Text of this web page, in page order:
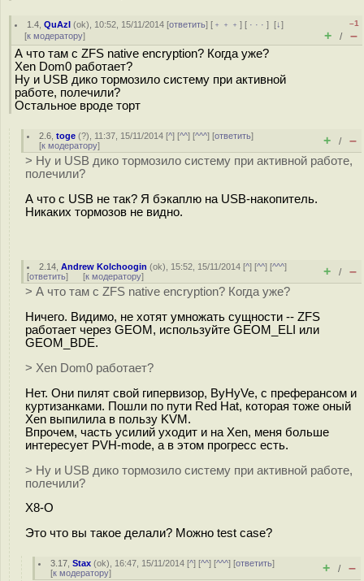
1.4 ,QuAzI (ok), 10:52, 15/11/2014 [ответить] [ ﹢﹢﹢] [ · · ·][↓]
[к модератору]
–1
+ / –
А что там с ZFS native encryption? Когда уже?
Xen Dom0 работает?
Ну и USB дико тормозило систему при активной
работе, полечили?
Остальное вроде торт
2.6 ,toge (?), 11:37, 15/11/2014 [^] [^^] [^^^] [ответить]
[к модератору] + / –
> Ну и USB дико тормозило систему при активной работе,
полечили?
А что с USB не так? Я бэкаплю на USB-накопитель.
Никаких тормозов не видно.
2.14 ,Andrew Kolchoogin (ok), 15:52, 15/11/2014 [^] [^^] [^^^]
[ответить] [к модератору] + / –
> А что там с ZFS native encryption? Когда уже?
Ничего. Видимо, не хотят умножать сущности -- ZFS
работает через GEOM, используйте GEOM_ELI или
GEOM_BDE.
> Xen Dom0 работает?
Нет. Они пилят свой гипервизор, ByHyVe, с преферансом и
куртизанками. Пошли по пути Red Hat, которая тоже оный
Xen выпилила в пользу KVM.
Впрочем, часть усилий уходит и на Xen, меня больше
интересует PVH-mode, а в этом прогресс есть.
> Ну и USB дико тормозило систему при активной работе,
полечили?
X8-O
Это что вы такое делали? Можно test case?
3.17 ,Stax (ok), 16:47, 15/11/2014 [^] [^^] [^^^] [ответить]
[к модератору] + / –